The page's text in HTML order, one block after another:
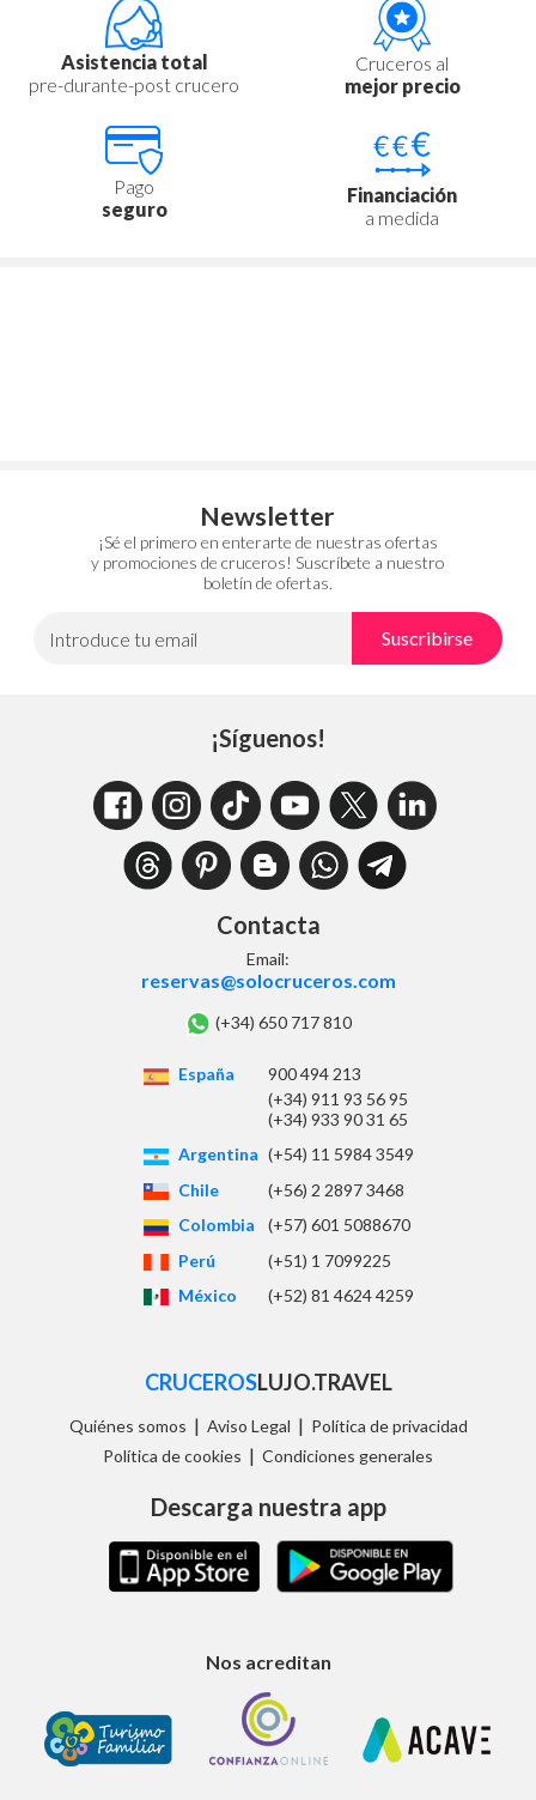
Asistencia total
pre-durante-post crucero
Cruceros al
mejor precio
Pago
seguro
Financiación
a medida
Newsletter
¡Sé el primero en enterarte de nuestras ofertas
y promociones de cruceros! Suscríbete a nuestro
boletín de ofertas.
Introduce tu email Suscribirse
¡Síguenos!
Contacta
Email:
reservas@solocruceros.com
(+34) 650 717 810
España
900 494 213
(+34) 911 93 56 95
(+34) 933 90 31 65
Argentina (+54) 11 5984 3549
Chile
(+56) 2 2897 3468
Colombia
(+57) 601 5088670
Perú
(+51) 1 7099225
México
(+52) 81 4624 4259
CRUCEROSLUJO.TRAVEL
Quiénes somos | Aviso Legal | Política de privacidad
Política de cookies | Condiciones generales
Descarga nuestra app
Nos acreditan